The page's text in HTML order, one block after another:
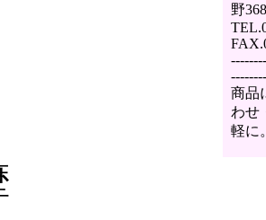
野
--------
商品
わせ
軽に